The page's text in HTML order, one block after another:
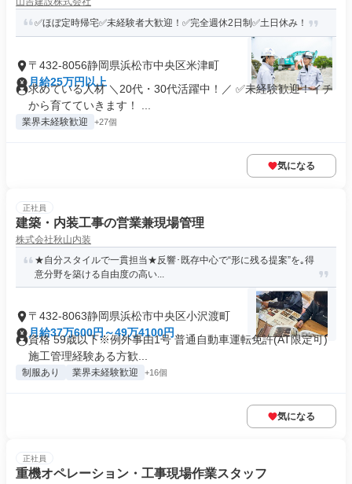
✅ほぼ定時帰宅✅未経験者大歓迎！✅完全週休2日制✅土日休み！
〒432-8056静岡県浜松市中央区米津町
月給25万円以上
求めている人材 ＼20代・30代活躍中！／ ✅未経験歓迎！イチ
から育てていきます！ ...
業界未経験歓迎 +27個
気になる
正社員
建築・内装工事の営業兼現場管理
株式会社秋山内装
★自分スタイルで一貫担当★反響･既存中心で“形に残る提案”を｡得
意分野を築ける自由度の高い...
〒432-8063静岡県浜松市中央区小沢渡町
月給37万600円～49万4100円
資格 59歳以下※例外事由1号 普通自動車運転免許(AT限定可)
施工管理経験ある方歓...
制服あり 業界未経験歓迎 +16個
気になる
正社員
重機オペレーション・工事現場作業スタッフ